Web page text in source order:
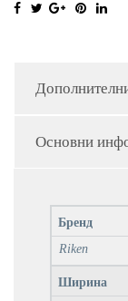
Основни
Бренд
Riken
Ширина